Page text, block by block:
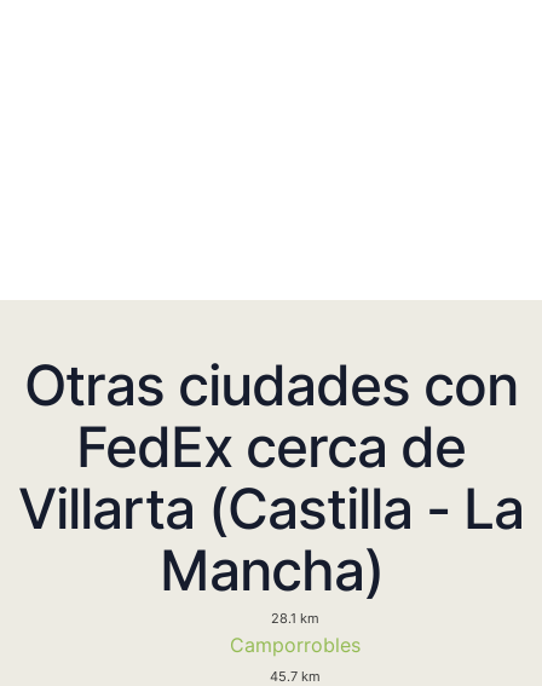
Otras ciudades con
FedEx cerca de
Villarta (Castilla - La
Mancha)
28.1 km
Camporrobles
45.7 km